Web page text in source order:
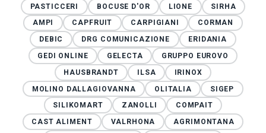
PASTICCERI
BOCUSE D'OR LIONE
SIRHA
AMPI
CAPFRUIT CARPIGIANI
CORMAN
DEBIC
DRG COMUNICAZIONE
ERIDANIA
GEDI ONLINE
GELECTA
GRUPPO EUROVO
HAUSBRANDT
ILSA
IRINOX
MOLINO DALLAGIOVANNA
OLITALIA
SIGEP
SILIKOMART
ZANOLLI
COMPAIT
CAST ALIMENT
VALRHONA
AGRIMONTANA